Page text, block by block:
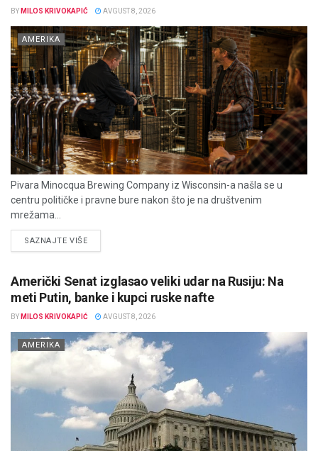
BY MILOS KRIVOKAPIĆ AVGUST 8, 2026
AMERIKA
Pivara Minocqua Brewing Company iz Wisconsin-a našla se u
centru političke i pravne bure nakon što je na društvenim
mrežama...
SAZNAJTE VIŠEDETAILS
Američki Senat izglasao veliki udar na Rusiju: Na
meti Putin, banke i kupci ruske nafte
BY MILOS KRIVOKAPIĆ AVGUST 8, 2026
AMERIKA